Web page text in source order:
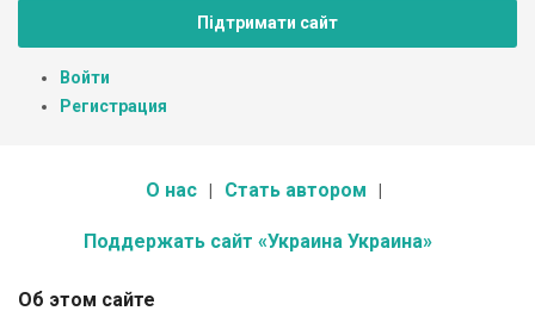
Підтримати сайт
Войти
Регистрация
О нас Стать автором
Поддержать сайт «Украина Украина»
Об этом сайте